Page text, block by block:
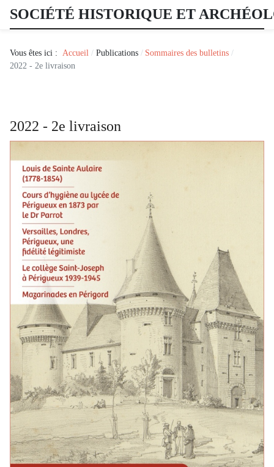
SOCIÉTÉ HISTORIQUE ET
Vous êtes ici : Accueil Publications
Sommaires des bulletins
2022 - 2e livraison
2022 - 2e livraison